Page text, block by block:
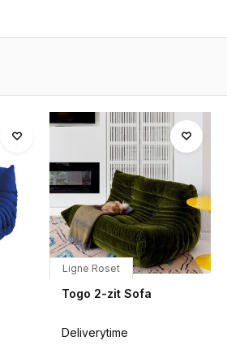
Ligne Roset
Togo 2-zit Sofa
Deliverytime